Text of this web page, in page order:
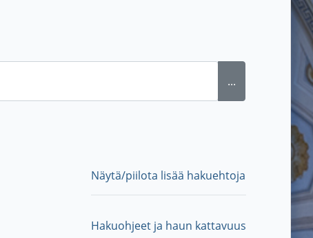
...
Näytä/piilota lisää hakuehtoja
Hakuohjeet ja haun kattavuus